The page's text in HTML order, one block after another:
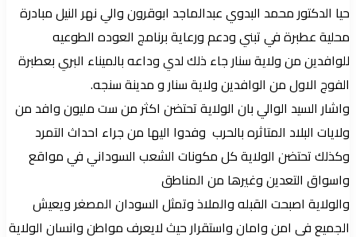
حيا الدكتور محمد البدوي عبدالماجد ابوقرون والي نهر النيل مبادرة
محلية عطبرة في تبني ودعم ورعاية برنامج العوده الطوعيه
للوافدين من ولاية سنار جاء ذلك لدي وداعه بالميناء البري بعطبرة
الفوج الاول من الوافدين ولاية سنار و مدينة سنجه.
واشار السيد الوالي بان الولاية تحتضن اكثر من ست مليون وافد من
ولايات البلاد المتاثره بالحرب وفدوا اليها من جراء احداث التمرد
وكذلك تحتضن الولاية كل مكونات الشعب السوداني في مواقع
واسواق التعدين وغيرها من المناطق
والولاية اصبحت القبله والملاذ وتمثل السودان المصغر ويعيش
الجميع في امن وامان واستقرار حيث لايعرف مواطن وانسان الولاية